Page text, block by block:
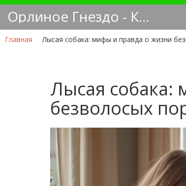
Орлиное Гнездо - Кинологический блог
Главная Лысая собака: мифы и правда о жизни
Лысая собака:
безволосых